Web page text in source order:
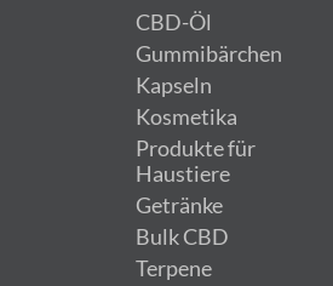
CBD-Öl
Gummibärchen
Kapseln
Kosmetika
Produkte für
Haustiere
Getränke
Bulk CBD
Terpene